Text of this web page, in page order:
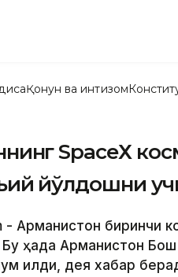
Қонун ва интизом
SpaceХ
йўлдошни
- Арманистон биринчи
ҳақда Арманистон
қилди, дея хабар